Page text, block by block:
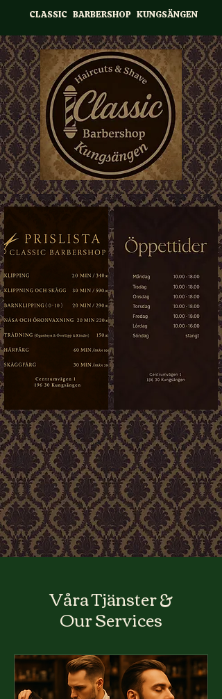
CLASSIC BARBERSHOP KUNGSÄNGEN
Våra Tjänster &
Our Services